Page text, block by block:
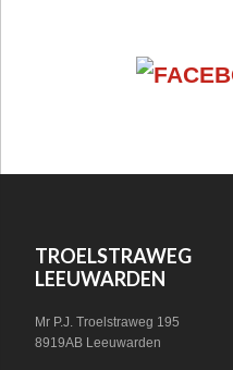
WIDGET
HEADER
TROELSTRAWEG
LEEUWARDEN
Mr P.J. Troelstraweg 195
8919AB Leeuwarden